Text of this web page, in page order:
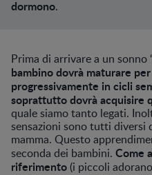
dormono.
Prima di arrivare a un sonno
bambino dovrà maturare
progressivamente in cicli
soprattutto dovrà acquisire
quale siamo tanto legati.
sensazioni sono tutti diversi
mamma. Questo
seconda dei bambini. Come
riferimento(i piccoli